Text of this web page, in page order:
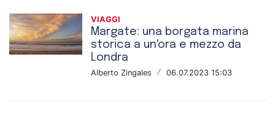
VIAGGI
Margate: una borgata marina
storica a un'ora e mezzo da
Londra
Alberto Zingales / 06.07.2023 15:03